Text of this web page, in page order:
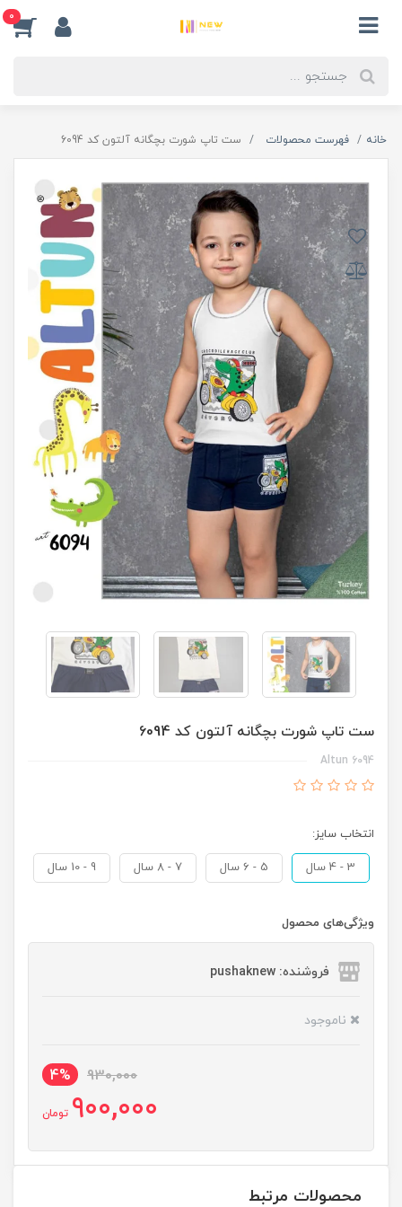
0
خانه فهرست محصولات ست تاپ شورت بچگانه آلتون کد 6094
ست تاپ شورت بچگانه آلتون کد 6094
Altun 6094
انتخاب سایز:
3 - 4 سال 5 - 6 سال 7 - 8 سال 9 - 10 سال
ویژگی‌های محصول
فروشنده: pushaknew
ناموجود
930,000
4%
900,000 تومان
محصولات مرتبط